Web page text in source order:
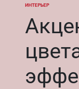
ОПУБЛИКОВАНО
ИНТЕРЬЕР